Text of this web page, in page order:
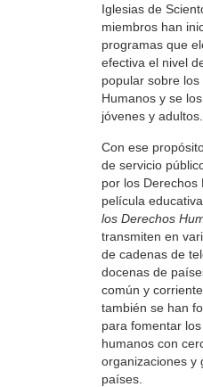
Iglesias de
miembros han
programas que
efectiva el nivel
popular sobre los
Humanos y se
jóvenes y adultos.
Con ese
de servicio
por los Derechos
película educativa
los Derechos
transmiten en
de cadenas de
docenas de
común y
también se han
para fomentar
humanos con
organizaciones y
países.